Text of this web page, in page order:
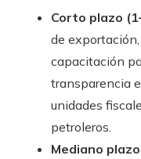
Corto plazo
de
capacitación
transparencia
unidades
petroleros.
Mediano